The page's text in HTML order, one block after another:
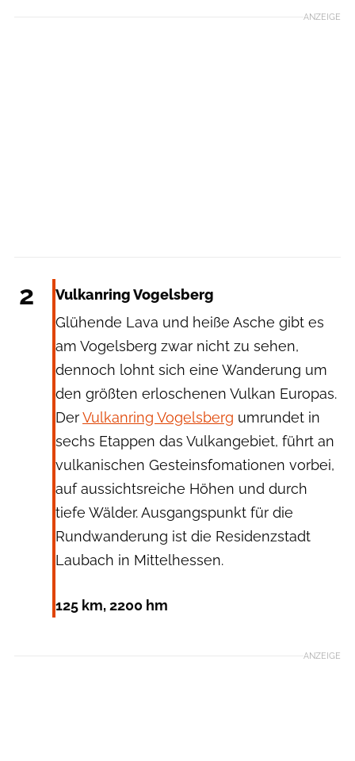
ANZEIGE
2
Vulkanring Vogelsberg
Glühende Lava und heiße Asche gibt es
am Vogelsberg zwar nicht zu sehen,
dennoch lohnt sich eine Wanderung um
den größten erloschenen Vulkan Europas.
DerVulkanring Vogelsberg umrundet in
sechs Etappen das Vulkangebiet, führt an
vulkanischen Gesteinsfomationen vorbei,
auf aussichtsreiche Höhen und durch
tiefe Wälder. Ausgangspunkt für die
Rundwanderung ist die Residenzstadt
Laubach in Mittelhessen.
125 km, 2200 hm
ANZEIGE